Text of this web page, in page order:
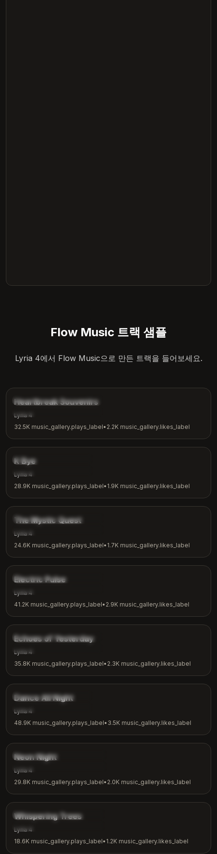
Flow Music 트랙 샘플
Lyria 4에서 Flow Music으로 만든 트랙을 들어보세요.
music_gallery.tags.ballad
Heartbreak Souvenirs
Lyria 4
32.5K music_gallery.plays_label• 2.2K music_gallery.likes_label
music_gallery.tags.indie
K Bye
Lyria 4
28.9K music_gallery.plays_label• 1.9K music_gallery.likes_label
music_gallery.tags.fantasy
The Mystic Quest
Lyria 4
24.6K music_gallery.plays_label• 1.7K music_gallery.likes_label
music_gallery.tags.electronic
Electric Pulse
Lyria 4
41.2K music_gallery.plays_label• 2.9K music_gallery.likes_label
music_gallery.tags.nostalgic
Echoes of Yesterday
Lyria 4
35.8K music_gallery.plays_label• 2.3K music_gallery.likes_label
music_gallery.tags.dance
Dance All Night
Lyria 4
48.9K music_gallery.plays_label• 3.5K music_gallery.likes_label
music_gallery.tags.synthwave
Neon Night
Lyria 4
29.8K music_gallery.plays_label• 2.0K music_gallery.likes_label
music_gallery.tags.nature
Whispering Trees
Lyria 4
18.6K music_gallery.plays_label• 1.2K music_gallery.likes_label